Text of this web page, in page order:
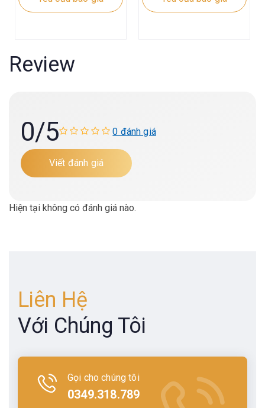
Review
0/5 0 đánh giá
Viết đánh giá
Hiện tại không có đánh giá nào.
Liên Hệ
Với Chúng Tôi
Gọi cho chúng tôi
0349.318.789